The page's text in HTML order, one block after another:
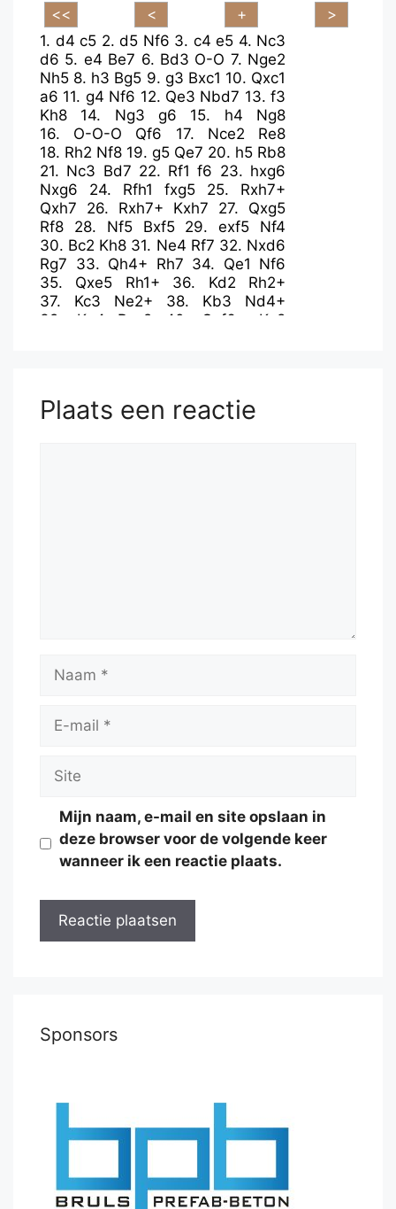
1. d4 c5 2. d5 Nf6 3. c4 e5 4. Nc3
d6 5. e4 Be7 6. Bd3 O-O 7. Nge2
Nh5 8. h3 Bg5 9. g3 Bxc1 10. Qxc1
a6 11. g4 Nf6 12. Qe3 Nbd7 13. f3
Kh8
14. Ng3 g6 15. h4
Ng8
16. O-O-O Qf6 17. Nce2
Re8
18. Rh2 Nf8 19. g5 Qe7 20. h5 Rb8
21. Nc3 Bd7 22. Rf1 f6 23. hxg6
Nxg6
24. Rfh1 fxg5 25. Rxh7+
Qxh7
26. Rxh7+ Kxh7 27. Qxg5
Rf8
28. Nf5 Bxf5 29.exf5
Nf4
30. Bc2 Kh8 31. Ne4 Rf7 32. Nxd6
Rg7 33. Qh4+ Rh7 34. Qe1 Nf6
35. Qxe5 Rh1+ 36. Kd2
Rh2+
37. Kc3 Ne2+ 38. Kb3
Nd4+
39. Ka4 Rxc2 40. Qxf6+
Kg8
Plaats een reactie
Naam
Site
Mijn naam, e-mail en site opslaan in
deze browser voor de volgende keer
wanneer ik een reactie plaats.
Sponsors